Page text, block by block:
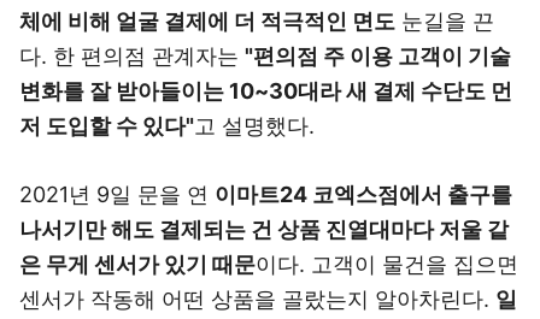
체에 비해 얼굴 결제에 더 적극적인 면도 눈길을 끈
다. 한 편의점 관계자는 "편의점 주 이용 고객이 기술
변화를 잘 받아들이는 10~30대라 새 결제 수단도 먼
저 도입할 수 있다"고 설명했다.
2021년 9일 문을 연 이마트24 코엑스점에서 출구를
나서기만 해도 결제되는 건 상품 진열대마다 저울 같
은 무게 센서가 있기 때문이다. 고객이 물건을 집으면
센서가 작동해 어떤 상품을 골랐는지 알아차린다. 일